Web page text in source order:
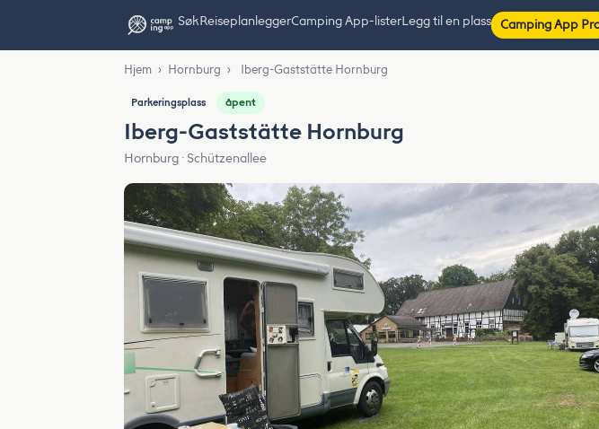
SøkReiseplanleggerCamping App-listerLegg til en plass Camping App
Hjem › Hornburg › Iberg-Gaststätte Hornburg
Parkeringsplass åpent
Iberg-Gaststätte Hornburg
Hornburg · Schützenallee